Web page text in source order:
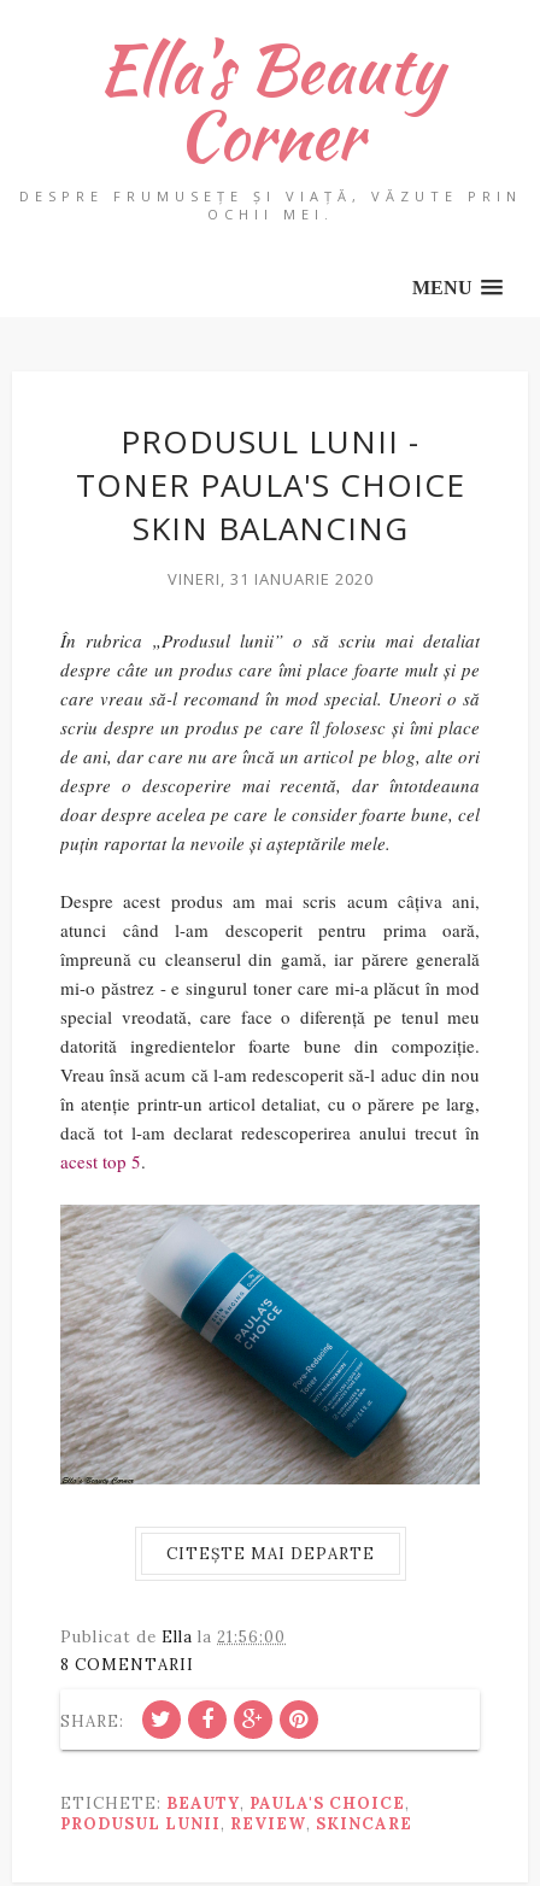
Ella's Beauty
Corner
DESPRE FRUMUSEȚE ȘI VIAȚĂ, VĂZUTE PRIN
OCHII MEI.
MENU
PRODUSUL LUNII -
TONER PAULA'S CHOICE
SKIN BALANCING
VINERI, 31 IANUARIE 2020
În rubrica „Produsul lunii” o să scriu mai detaliat
despre câte un produs care îmi place foarte mult și pe
care vreau să-l recomand în mod special. Uneori o să
scriu despre un produs pe care îl folosesc și îmi place
de ani, dar care nu are încă un articol pe blog, alte ori
despre o descoperire mai recentă, dar întotdeauna
doar despre acelea pe care le consider foarte bune, cel
puțin raportat la nevoile și așteptările mele.
Despre acest produs am mai scris acum câțiva ani,
atunci când l-am descoperit pentru prima oară,
împreună cu cleanserul din gamă, iar părere generală
mi-o păstrez - e singurul toner care mi-a plăcut în mod
special vreodată, care face o diferență pe tenul meu
datorită ingredientelor foarte bune din compoziție.
Vreau însă acum că l-am redescoperit să-l aduc din nou
în atenție printr-un articol detaliat, cu o părere pe larg,
dacă tot l-am declarat redescoperirea anului trecut în
acest top 5.
CITEȘTE MAI DEPARTE
Publicat de Ella la 21:56:00
8 COMENTARII
SHARE:
ETICHETE: BEAUTY, PAULA'S CHOICE,
PRODUSUL LUNII, REVIEW, SKINCARE